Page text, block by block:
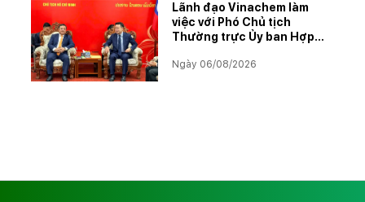
Lãnh đạo Vinachem làm
việc với Phó Chủ tịch
Thường trực Ủy ban Hợp
đẩy triển khai Dự án Kali
Ngày 06/08/2026